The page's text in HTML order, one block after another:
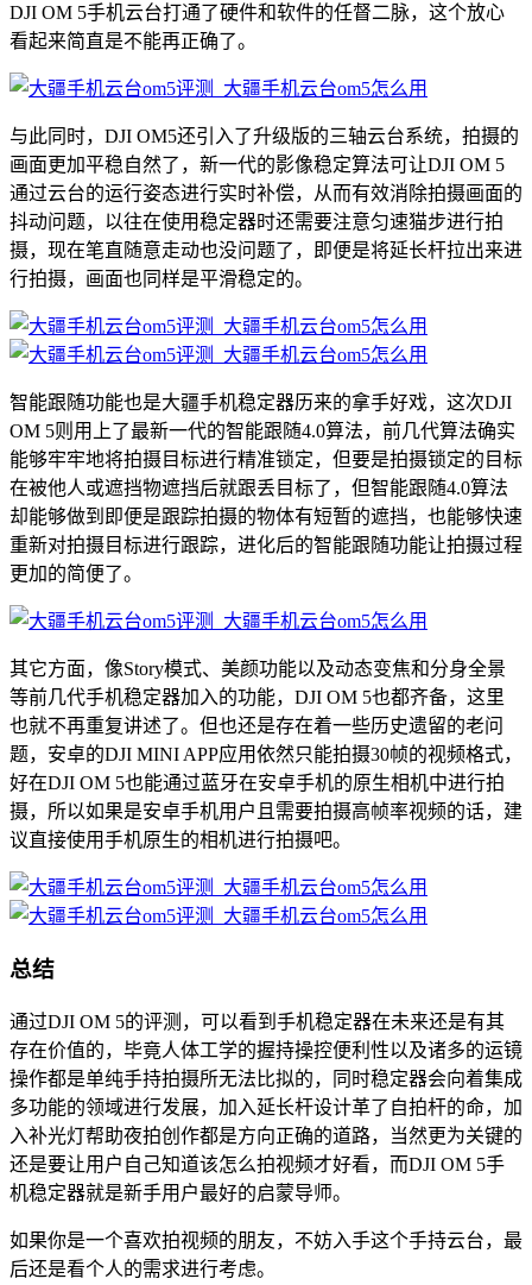
DJI OM 5手机云台打通了硬件和软件的任督二脉，这个放心
看起来简直是不能再正确了。
与此同时，DJI OM5还引入了升级版的三轴云台系统，拍摄的
画面更加平稳自然了，新一代的影像稳定算法可让DJI OM 5
通过云台的运行姿态进行实时补偿，从而有效消除拍摄画面的
抖动问题，以往在使用稳定器时还需要注意匀速猫步进行拍
摄，现在笔直随意走动也没问题了，即便是将延长杆拉出来进
行拍摄，画面也同样是平滑稳定的。
智能跟随功能也是大疆手机稳定器历来的拿手好戏，这次DJI
OM 5则用上了最新一代的智能跟随4.0算法，前几代算法确实
能够牢牢地将拍摄目标进行精准锁定，但要是拍摄锁定的目标
在被他人或遮挡物遮挡后就跟丢目标了，但智能跟随4.0算法
却能够做到即便是跟踪拍摄的物体有短暂的遮挡，也能够快速
重新对拍摄目标进行跟踪，进化后的智能跟随功能让拍摄过程
更加的简便了。
其它方面，像Story模式、美颜功能以及动态变焦和分身全景
等前几代手机稳定器加入的功能，DJI OM 5也都齐备，这里
也就不再重复讲述了。但也还是存在着一些历史遗留的老问
题，安卓的DJI MINI APP应用依然只能拍摄30帧的视频格式，
好在DJI OM 5也能通过蓝牙在安卓手机的原生相机中进行拍
摄，所以如果是安卓手机用户且需要拍摄高帧率视频的话，建
议直接使用手机原生的相机进行拍摄吧。
总结
通过DJI OM 5的评测，可以看到手机稳定器在未来还是有其
存在价值的，毕竟人体工学的握持操控便利性以及诸多的运镜
操作都是单纯手持拍摄所无法比拟的，同时稳定器会向着集成
多功能的领域进行发展，加入延长杆设计革了自拍杆的命，加
入补光灯帮助夜拍创作都是方向正确的道路，当然更为关键的
还是要让用户自己知道该怎么拍视频才好看，而DJI OM 5手
机稳定器就是新手用户最好的启蒙导师。
如果你是一个喜欢拍视频的朋友，不妨入手这个手持云台，最
后还是看个人的需求进行考虑。